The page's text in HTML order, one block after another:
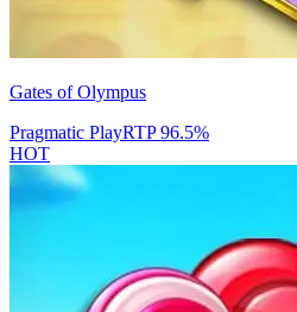
Gates of Olympus
Pragmatic PlayRTP96.5%
HOT